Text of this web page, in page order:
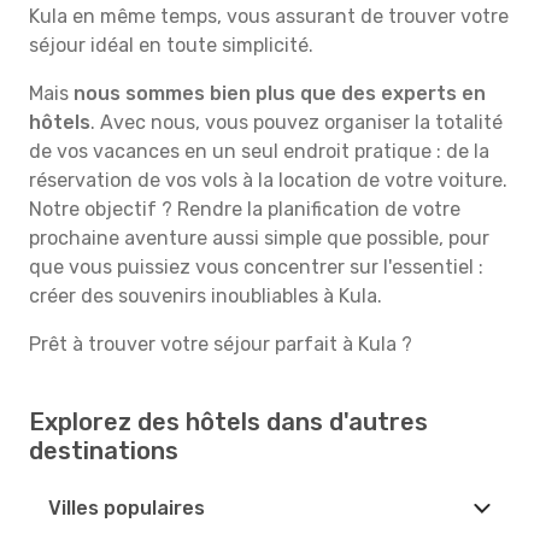
Kula en même temps, vous assurant de trouver votre
séjour idéal en toute simplicité.
Mais nous sommes bien plus que des experts en
hôtels. Avec nous, vous pouvez organiser la totalité
de vos vacances en un seul endroit pratique : de la
réservation de vos vols à la location de votre voiture.
Notre objectif ? Rendre la planification de votre
prochaine aventure aussi simple que possible, pour
que vous puissiez vous concentrer sur l'essentiel :
créer des souvenirs inoubliables à Kula.
Prêt à trouver votre séjour parfait à Kula ?
Explorez des hôtels dans d'autres
destinations
Villes populaires